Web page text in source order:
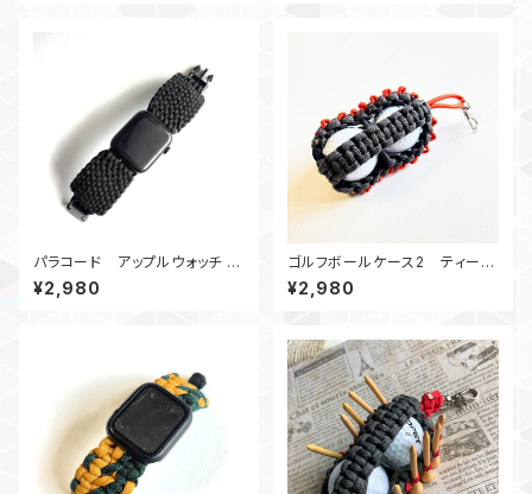
パラコード アップルウォッチ バ
ンド44_Conquistador450_B
Apple Watch
¥2,980
ゴルフボールケース2 ティーホ
ルダー Gオレンジ
¥2,980